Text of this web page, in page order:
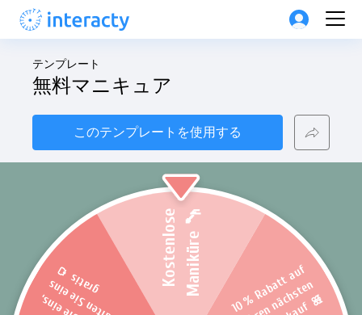
テンプレート
無料マニキュア
このテンプレートを使用する